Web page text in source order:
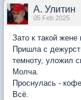
А. Улитин
05 Feb 2025
Зато к такой
Пришла с
темноту, уложил
Молча.
Проснулась -
Всё.